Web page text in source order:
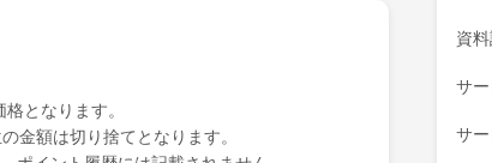
となります。
金額は切り捨てとなります。
資
サ
サ